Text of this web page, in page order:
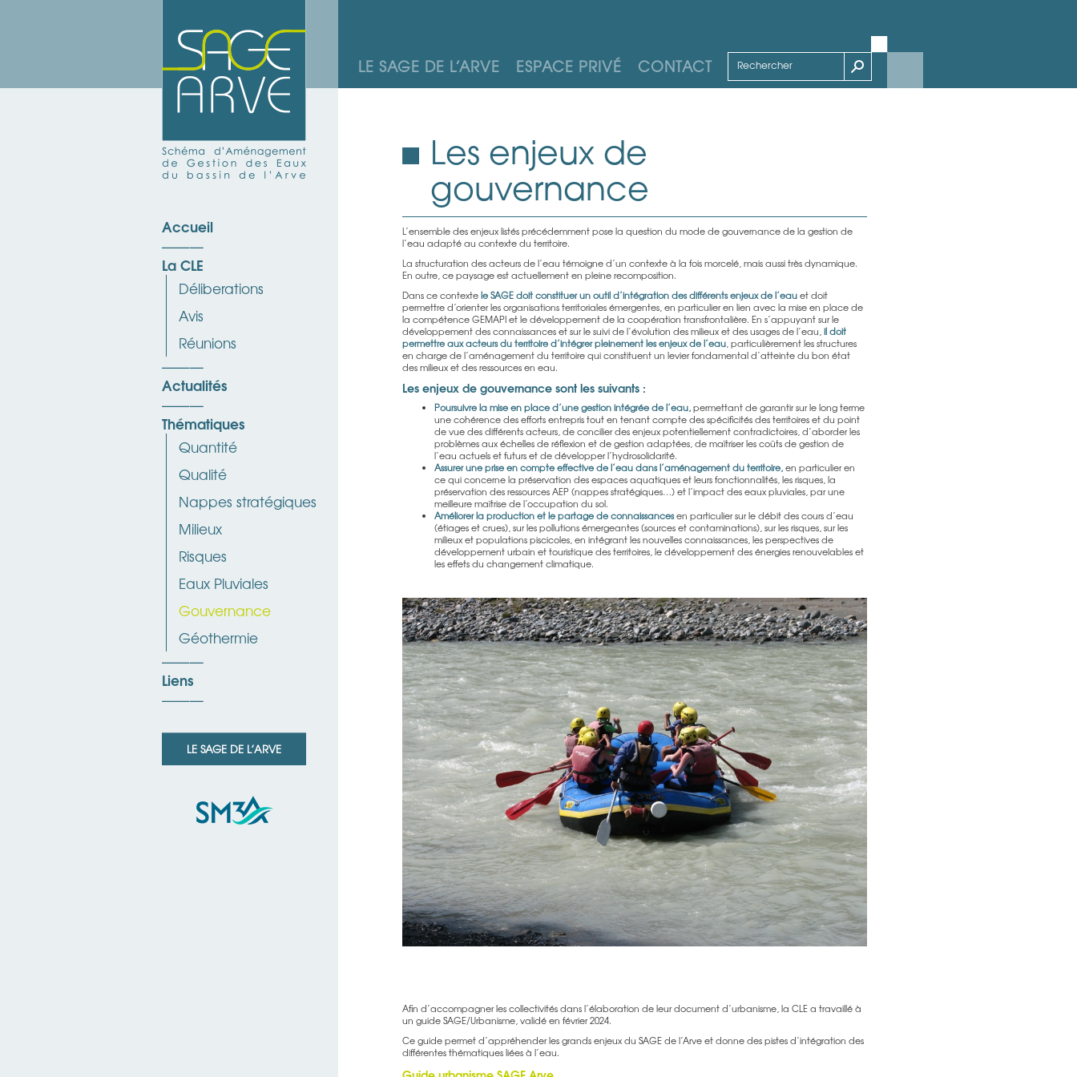
LE SAGE DE L’ARVE ESPACE PRIVÉ CONTACT
Accueil
La CLE
Déliberations
Avis
Réunions
Actualités
Thématiques
Quantité
Qualité
Nappes stratégiques
Milieux
Risques
Eaux Pluviales
Gouvernance
Géothermie
Liens
LE SAGE DE L’ARVE
Les enjeux de
gouvernance
L’ensemble des enjeux listés précédemment pose la question du mode de gouvernance de la gestion de
l’eau adapté au contexte du territoire.
La structuration des acteurs de l’eau témoigne d’un contexte à la fois morcelé, mais aussi très dynamique.
En outre, ce paysage est actuellement en pleine recomposition.
Dans ce contextele SAGE doit constituer un outil d’intégration des différents enjeux de l’eauet doit
permettre d’orienter les organisations territoriales émergentes, en particulier en lien avec la mise en place de
la compétence GEMAPI et le développement de la coopération transfrontalière. En s’appuyant sur le
développement des connaissances et sur le suivi de l’évolution des milieux et des usages de l’eau, il doit
permettre aux acteurs du territoire d’intégrer pleinement les enjeux de l’eau , particulièrement les structures
en charge de l’aménagement du territoire qui constituent un levier fondamental d’atteinte du bon état
des milieux et des ressources en eau.
Les enjeux de gouvernance sont les suivants :
Poursuivre la mise en place d’une gestion intégrée de l’eau,permettant de garantir sur le long terme
une cohérence des efforts entrepris tout en tenant compte des spécificités des territoires et du point
de vue des différents acteurs, de concilier des enjeux potentiellement contradictoires, d’aborder les
problèmes aux échelles de réflexion et de gestion adaptées, de maîtriser les coûts de gestion de
l’eau actuels et futurs et de développer l’hydrosolidarité.
Assurer une prise en compte effective de l’eau dans l’aménagement du territoire,en particulier en
ce qui concerne la préservation des espaces aquatiques et leurs fonctionnalités, les risques, la
préservation des ressources AEP (nappes stratégiques…) et l’impact des eaux pluviales, par une
meilleure maîtrise de l’occupation du sol.
Améliorer la production et le partage de connaissancesen particulier sur le débit des cours d’eau
(étiages et crues), sur les pollutions émergeantes (sources et contaminations), sur les risques, sur les
milieux et populations piscicoles, en intégrant les nouvelles connaissances, les perspectives de
développement urbain et touristique des territoires, le développement des énergies renouvelables et
les effets du changement climatique.
Afin d’accompagner les collectivités dans l’élaboration de leur document d’urbanisme, la CLE a travaillé à
un guide SAGE/Urbanisme, validé en février 2024.
Ce guide permet d’appréhender les grands enjeux du SAGE de l’Arve et donne des pistes d’intégration des
différentes thématiques liées à l’eau.